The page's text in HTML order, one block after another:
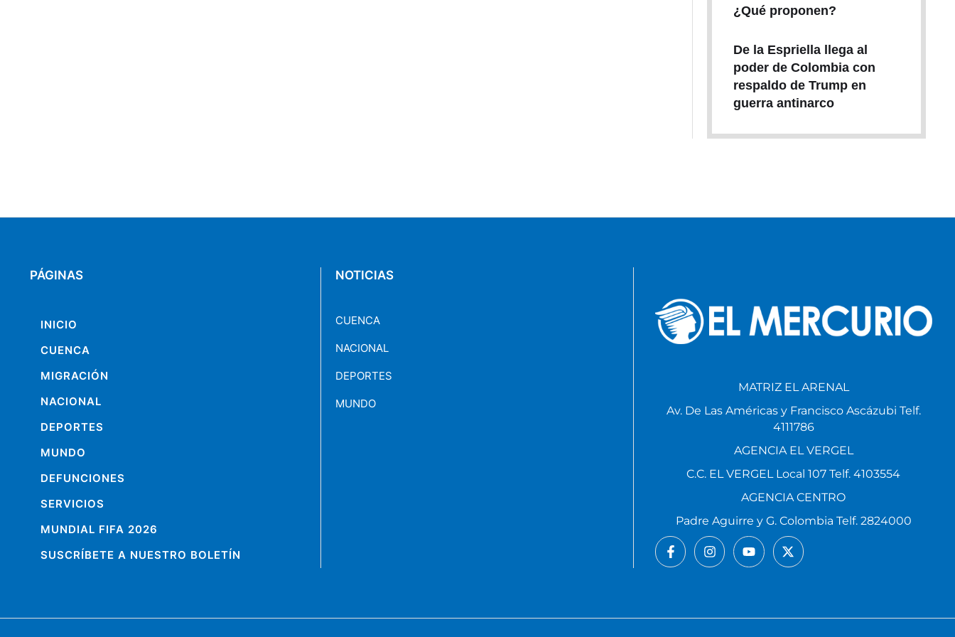
¿Qué proponen?
De la Espriella llega al
poder de Colombia con
respaldo de Trump en
guerra antinarco
PÁGINAS
INICIO
CUENCA
MIGRACIÓN
NACIONAL
DEPORTES
MUNDO
DEFUNCIONES
SERVICIOS
MUNDIAL FIFA 2026
SUSCRÍBETE A NUESTRO BOLETÍN
NOTICIAS
CUENCA
NACIONAL
DEPORTES
MUNDO
MATRIZ EL ARENAL
Av. De Las Américas y Francisco Ascázubi Telf.
4111786
AGENCIA EL VERGEL
C.C. EL VERGEL Local 107 Telf. 4103554
AGENCIA CENTRO
Padre Aguirre y G. Colombia Telf. 2824000